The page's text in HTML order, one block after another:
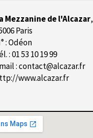
Mezzanine de l'Alcazar,
Paris
: Odéon
: 01 53 10 19 99
:contact@alcazar.fr
www.alcazar.fr